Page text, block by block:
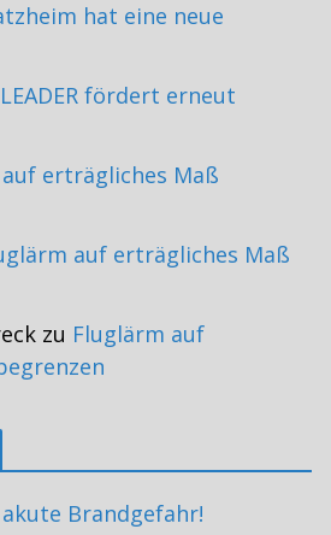
hat eine neue
LEADER fördert erneut
erträgliches Maß
auf erträgliches Maß
zu Fluglärm auf
Brandgefahr!